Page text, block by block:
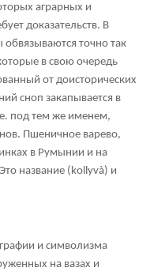
аграрных и
доказательств. В
обвязываются точно так
в свою очередь
от доисторических
сноп закапывается в
под тем же именем,
Пшеничное варево,
в Румынии и на
название (kollyvà) и
и символизма
на вазах и